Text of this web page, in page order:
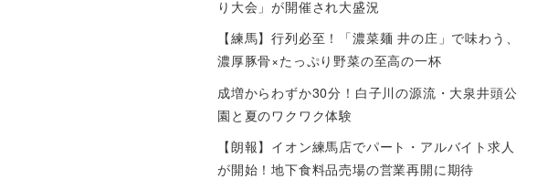
り大会」が開催され大盛況
【練馬】行列必至！「濃菜麺 井の庄」で味わう、
濃厚豚骨×たっぷり野菜の至高の一杯
成増からわずか30分！白子川の源流・大泉井頭公
園と夏のワクワク体験
【朗報】イオン練馬店でパート・アルバイト求人
が開始！地下食料品売場の営業再開に期待